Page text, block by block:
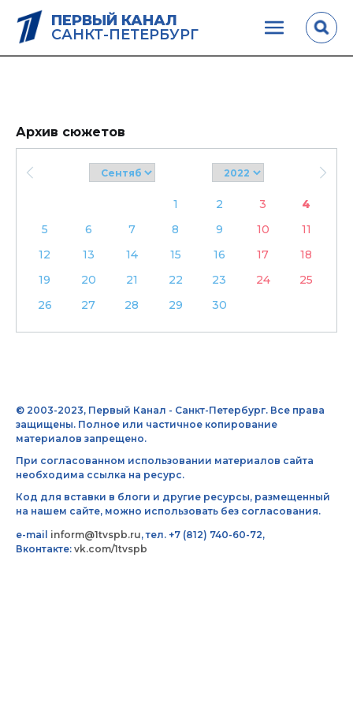
ПЕРВЫЙ КАНАЛ
САНКТ-ПЕТЕРБУРГ
Архив сюжетов
1 2 3
4
5
6 7 8 9 10
11
12
13 14 15 16 17
18
19
20 21 22 23 24
25
26
27 28 29 30
© 2003-2023, Первый Канал - Санкт-Петербург. Все права
защищены. Полное или частичное копирование
материалов запрещено.
При согласованном использовании материалов сайта
необходима ссылка на ресурс.
Код для вставки в блоги и другие ресурсы, размещенный
на нашем сайте, можно использовать без согласования.
e-mail inform@1tvspb.ru, тел. +7 (812) 740-60-72,
Вконтакте: vk.com/1tvspb